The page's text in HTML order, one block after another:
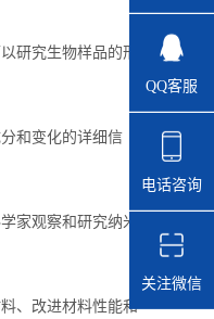
研究生物样品的形
和变化的详细信
家观察和研究纳米
、改进材料性能和
QQ客服
电话咨询
关注微信